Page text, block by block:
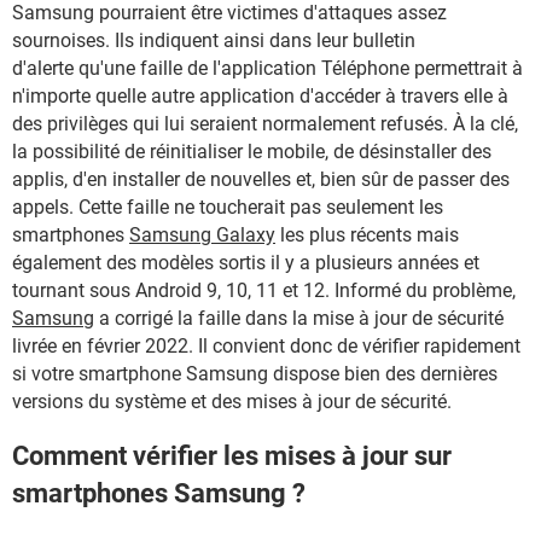
Samsung pourraient être victimes d'attaques assez
sournoises. Ils indiquent ainsi dans leur bulletin
d'alerte qu'une faille de l'application Téléphone permettrait à
n'importe quelle autre application d'accéder à travers elle à
des privilèges qui lui seraient normalement refusés. À la clé,
la possibilité de réinitialiser le mobile, de désinstaller des
applis, d'en installer de nouvelles et, bien sûr de passer des
appels. Cette faille ne toucherait pas seulement les
smartphones Samsung Galaxy les plus récents mais
également des modèles sortis il y a plusieurs années et
tournant sous Android 9, 10, 11 et 12. Informé du problème,
Samsung a corrigé la faille dans la mise à jour de sécurité
livrée en février 2022. Il convient donc de vérifier rapidement
si votre smartphone Samsung dispose bien des dernières
versions du système et des mises à jour de sécurité.
Comment vérifier les mises à jour sur
smartphones Samsung ?